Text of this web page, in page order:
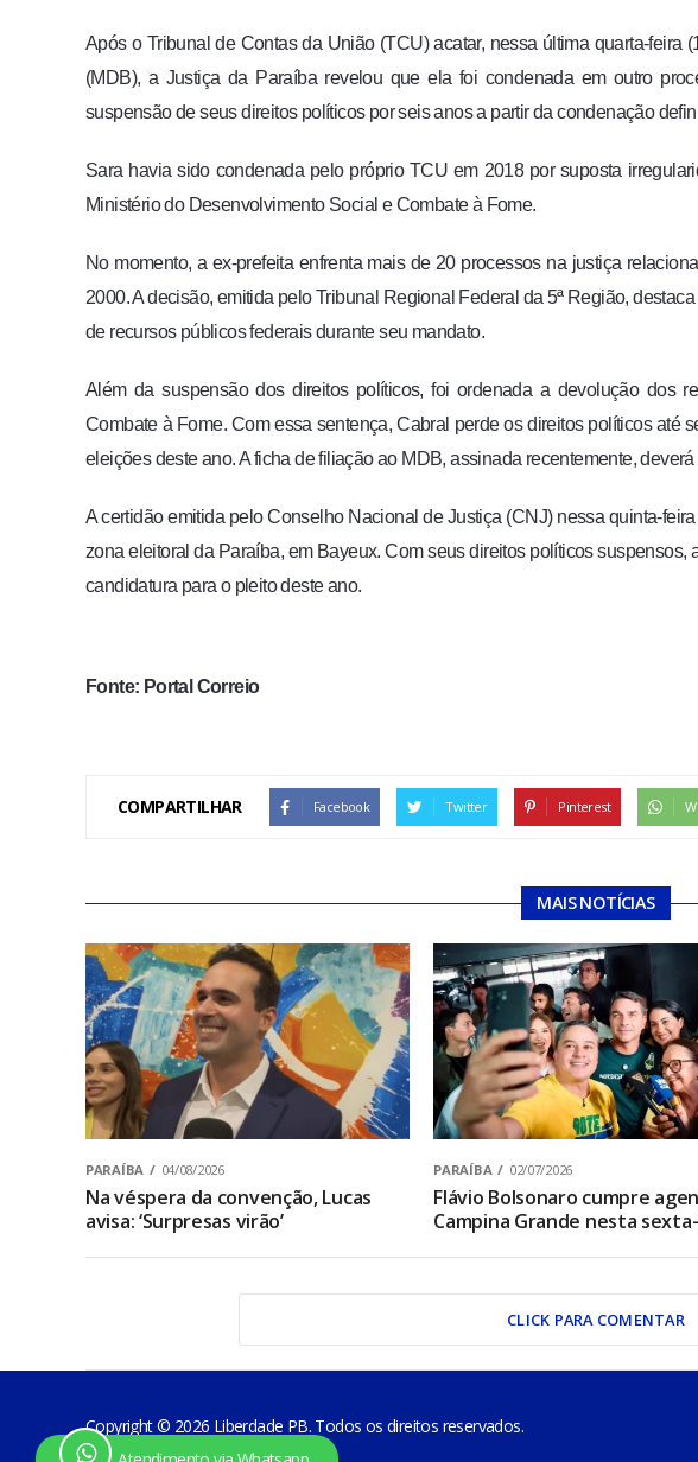
Após o Tribunal de Contas da União (TCU) acatar, nessa última quarta-feira
(MDB), a Justiça da Paraíba revelou que ela foi condenada em outro
suspensão de seus direitos políticos por seis anos a partir da condenação
Sara havia sido condenada pelo próprio TCU em 2018 por suposta
Ministério do Desenvolvimento Social e Combate à Fome.
No momento, a ex-prefeita enfrenta mais de 20 processos na justiça
2000. A decisão, emitida pelo Tribunal Regional Federal da 5ª Região,
de recursos públicos federais durante seu mandato.
Além da suspensão dos direitos políticos, foi ordenada a devolução dos
Combate à Fome. Com essa sentença, Cabral perde os direitos políticos até
eleições deste ano. A ficha de filiação ao MDB, assinada recentemente,
A certidão emitida pelo Conselho Nacional de Justiça (CNJ) nessa quinta-
zona eleitoral da Paraíba, em Bayeux. Com seus direitos políticos suspensos,
candidatura para o pleito deste ano.
Fonte: Portal Correio
COMPARTILHAR Facebook Twitter Pinterest
MAIS NOTÍCIAS
PARAÍBA 04/08/2026
Na véspera da convenção, Lucas
avisa: ‘Surpresas virão’
PARAÍBA 02/07/2026
Flávio Bolsonaro cumpre
Campina Grande nesta
CLICK PARA COMENTAR
Copyright © 2026 Liberdade PB. Todos os direitos reservados.